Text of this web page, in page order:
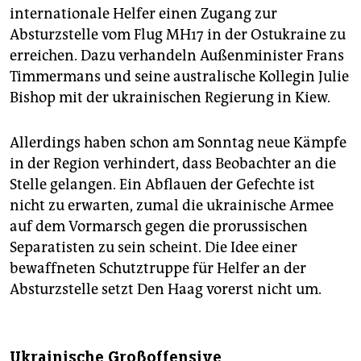
internationale Helfer einen Zugang zur
Absturzstelle vom Flug MH17 in der Ostukraine zu
erreichen. Dazu verhandeln Außenminister Frans
Timmermans und seine australische Kollegin Julie
Bishop mit der ukrainischen Regierung in Kiew.
Allerdings haben schon am Sonntag neue Kämpfe
in der Region verhindert, dass Beobachter an die
Stelle gelangen. Ein Abflauen der Gefechte ist
nicht zu erwarten, zumal die ukrainische Armee
auf dem Vormarsch gegen die prorussischen
Separatisten zu sein scheint. Die Idee einer
bewaffneten Schutztruppe für Helfer an der
Absturzstelle setzt Den Haag vorerst nicht um.